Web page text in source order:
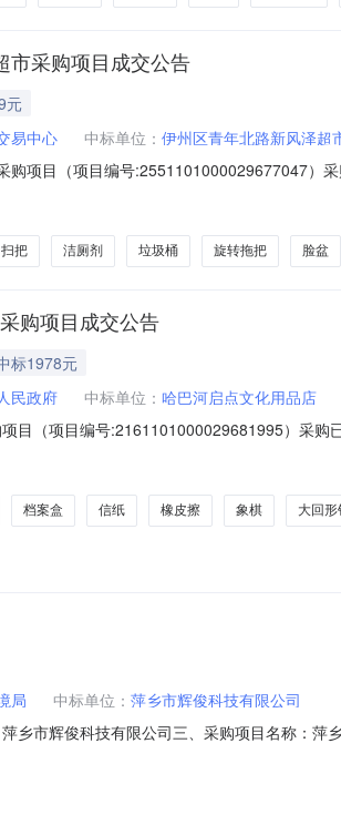
市采购项目成交公告
元
易中心 中标单位： 伊州区青年北路新风泽超
项目（项目编号:2551101000029677047）
区哈密市伊州区报价起止时间:-二、采购单位
扫把 洁厕剂 垃圾桶 旋转拖把 脸盆
购项目成交公告
标1978元
民政府 中标单位： 哈巴河启点文化用品店
目（项目编号:2161101000029681995）采
政区划名称:新疆维吾尔自治区阿勒泰地区哈巴
档案盒 信纸 橡皮擦 象棋 大回形
局 中标单位： 萍乡市辉俊科技有限公司
乡市辉俊科技有限公司三、采购项目名称：萍
P228D硒鼓标拓BT-DR2350/LD2451/P22